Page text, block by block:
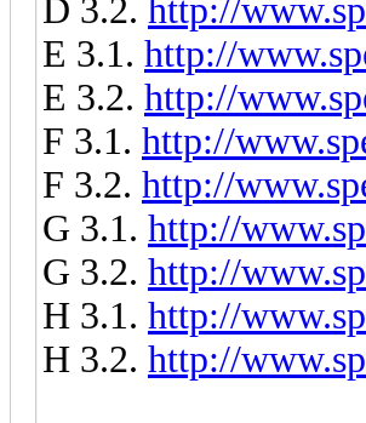
D 3.2. http://
E 3.1. http://
E 3.2. http://
F 3.1. http://
F 3.2. http://
G 3.1. http://
G 3.2. http://
H 3.1. http://
H 3.2. http://